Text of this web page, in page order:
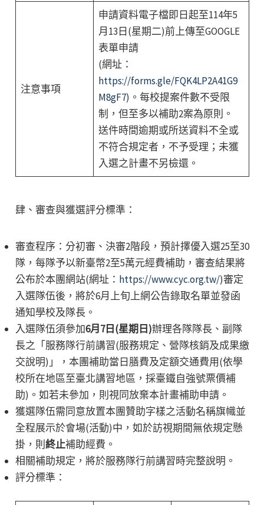
注意事項
申請資料電子檔即日起至114年5
月13日(星期二)前上傳至GOOGLE
表單申請
(網址：
https://forms.gle/FQK4LP2A41G9
M8gF7)。每校提案件數不受限
制，但至多以補助2案為原則。
送件時間逾期或所送資料不全或
不符合規定者，不予受理；未獲
入選之計畫不另檢還。
肆、審查與獲選評分標準：
審查程序：分初審、決審2階段，預計擇優入選25至30
隊，每隊予以新臺幣2至5萬元經費補助，審查結果將
公布於本團網站(網址： https://www.cyc.org.tw/)審定
入選隊伍後，將於6月上旬上網公告錄取名單並發函
通知學校及隊長。
入選隊伍須參加6月7日(星期日)辦理各隊隊長、副隊
長之「服務隊行前講習(服務規定、營隊核銷及成果繳
交說明)」，本團補助當日膳費及定額交通費用(依學
校所在地區至臺北講習地區，採臺鐵自強號票價補
助)。如若未參加，則視同放棄本計畫補助申請。
獲選隊伍需同意放置本團贊助字樣之活動名稱旗幟並
全程展示於會場(活動)中，如於訪視期間無依規定懸
掛，則 終止補助經費。
相關補助規定，將於服務隊行前講習時完整說明。
評分標準：